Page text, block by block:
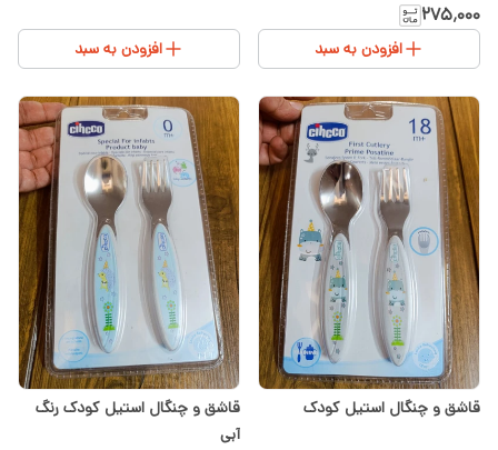
۲۷۵٬۰۰۰
افزودن به سبد افزودن به سبد
قاشق و چنگال استیل کودک
قاشق و چنگال استیل کودک رنگ
آبی